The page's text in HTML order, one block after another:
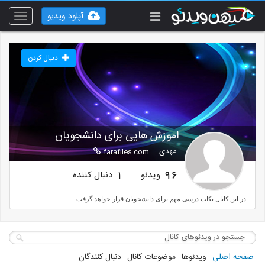
Toggle
آپلود ویدیو
اموزش هایی برای دانشجویان
مهدی farafiles.com
دنبال کردن
96 ویدئو 1 دنبال کننده
در این کانال نکات درسی مهم برای دانشجویان قرار خواهد گرفت
صفحه اصلی ویدئوها موضوعات کانال دنبال کنندگان